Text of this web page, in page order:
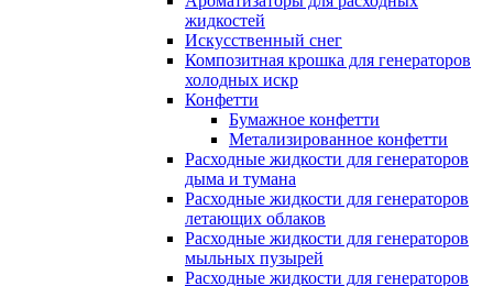
жидкостей
Искусственный снег
Композитная крошка для генераторов
холодных искр
Конфетти
Бумажное конфетти
Метализированное конфетти
Расходные жидкости для генераторов
дыма и тумана
Расходные жидкости для генераторов
летающих облаков
Расходные жидкости для генераторов
мыльных пузырей
Расходные жидкости для генераторов